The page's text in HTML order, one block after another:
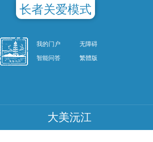
我的门户
无障碍
智能问答
繁體版
大美沅江
长者关爱模式